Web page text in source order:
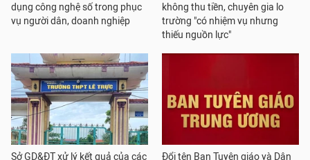
dụng công nghệ số trong phục
vụ người dân, doanh nghiệp
không thu tiền, chuyên gia lo
trường "có nhiệm vụ nhưng
thiếu nguồn lực"
Sở GD&ĐT xử lý kết quả của các
Đổi tên Ban Tuyên giáo và Dân